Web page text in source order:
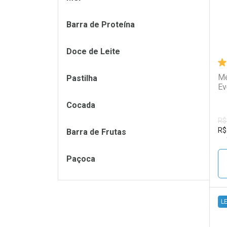
R$
Barra de Proteína
Doce de Leite
Pastilha
Cocada
Barra de Frutas
Paçoca